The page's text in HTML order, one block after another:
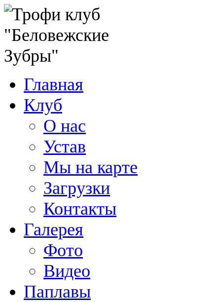
Главная
Клуб
О нас
Устав
Мы на карте
Загрузки
Контакты
Галерея
Фото
Видео
Паплавы